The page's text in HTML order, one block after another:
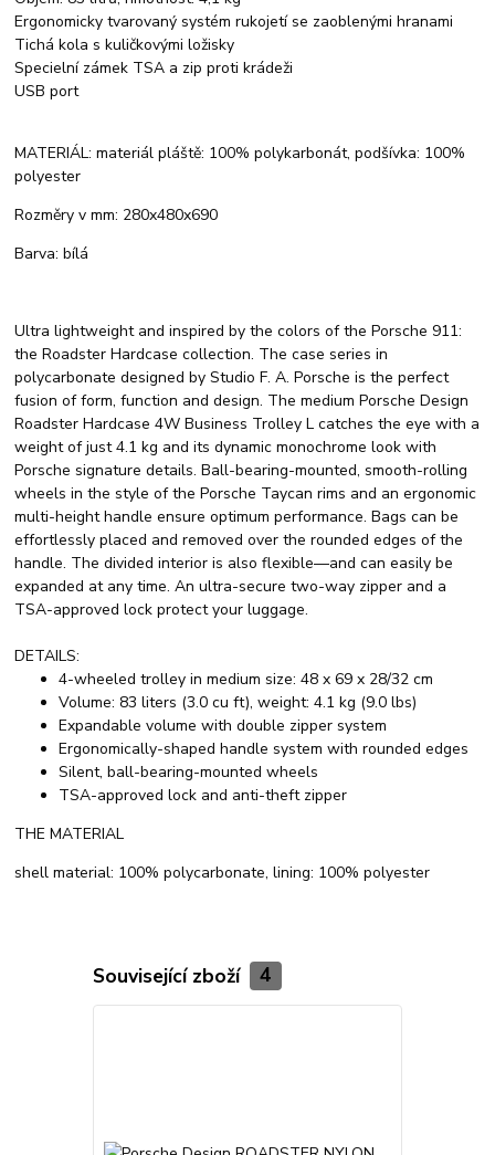
Ergonomicky tvarovaný systém rukojetí se zaoblenými hranami
Tichá kola s kuličkovými ložisky
Specielní zámek TSA a zip proti krádeži
USB port
MATERIÁL: materiál pláště: 100% polykarbonát, podšívka: 100%
polyester
Rozměry v mm: 280x480x690
Barva: bílá
Ultra lightweight and inspired by the colors of the Porsche 911:
the Roadster Hardcase collection. The case series in
polycarbonate designed by Studio F. A. Porsche is the perfect
fusion of form, function and design. The medium Porsche Design
Roadster Hardcase 4W Business Trolley L catches the eye with a
weight of just 4.1 kg and its dynamic monochrome look with
Porsche signature details. Ball-bearing-mounted, smooth-rolling
wheels in the style of the Porsche Taycan rims and an ergonomic
multi-height handle ensure optimum performance. Bags can be
effortlessly placed and removed over the rounded edges of the
handle. The divided interior is also flexible—and can easily be
expanded at any time. An ultra-secure two-way zipper and a
TSA-approved lock protect your luggage.
DETAILS:
4-wheeled trolley in medium size: 48 x 69 x 28/32 cm
Volume: 83 liters (3.0 cu ft), weight: 4.1 kg (9.0 lbs)
Expandable volume with double zipper system
Ergonomically-shaped handle system with rounded edges
Silent, ball-bearing-mounted wheels
TSA-approved lock and anti-theft zipper
THE MATERIAL
shell material: 100% polycarbonate, lining: 100% polyester
Související zboží 4